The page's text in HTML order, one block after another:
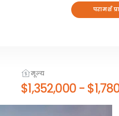
परामर्श
मूल्य
$1,352,000 -